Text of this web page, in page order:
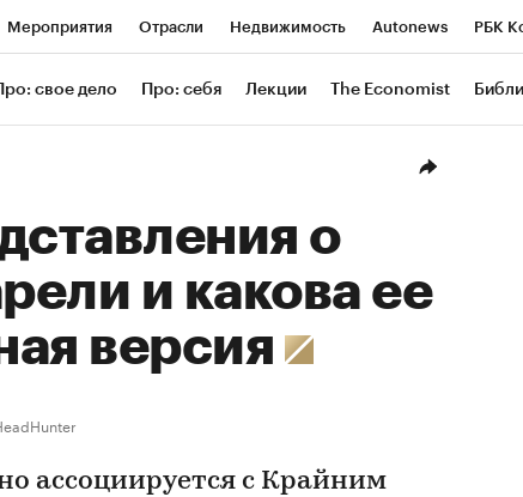
Мероприятия Отрасли Недвижимость Autonews РБК
РБК Life Тренды Визионеры
свое дело Про: себя Лекции The Economist
о
и какова ее
версия
ассоциируется с Крайним